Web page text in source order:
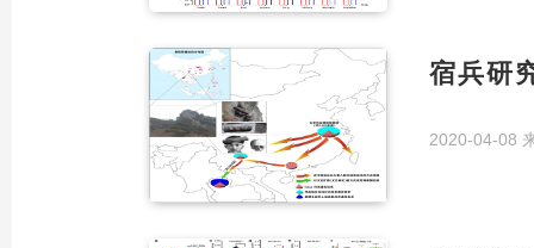
宿兵研
2020-04-08